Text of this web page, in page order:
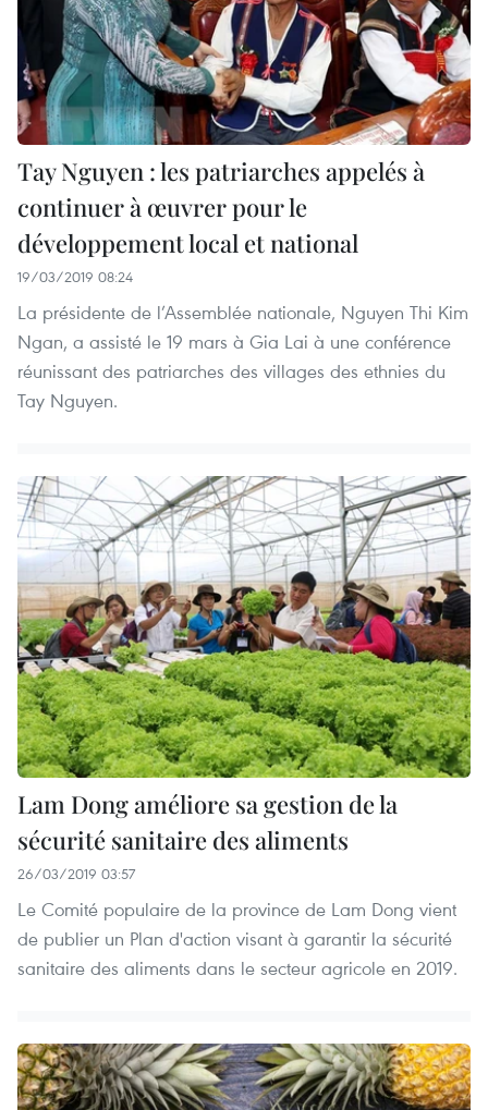
Tay Nguyen : les patriarches appelés à
continuer à œuvrer pour le
développement local et national
19/03/2019 08:24
La présidente de l’Assemblée nationale, Nguyen Thi Kim
Ngan, a assisté le 19 mars à Gia Lai à une conférence
réunissant des patriarches des villages des ethnies du
Tay Nguyen.
Lam Dong améliore sa gestion de la
sécurité sanitaire des aliments
26/03/2019 03:57
Le Comité populaire de la province de Lam Dong vient
de publier un Plan d'action visant à garantir la sécurité
sanitaire des aliments dans le secteur agricole en 2019.